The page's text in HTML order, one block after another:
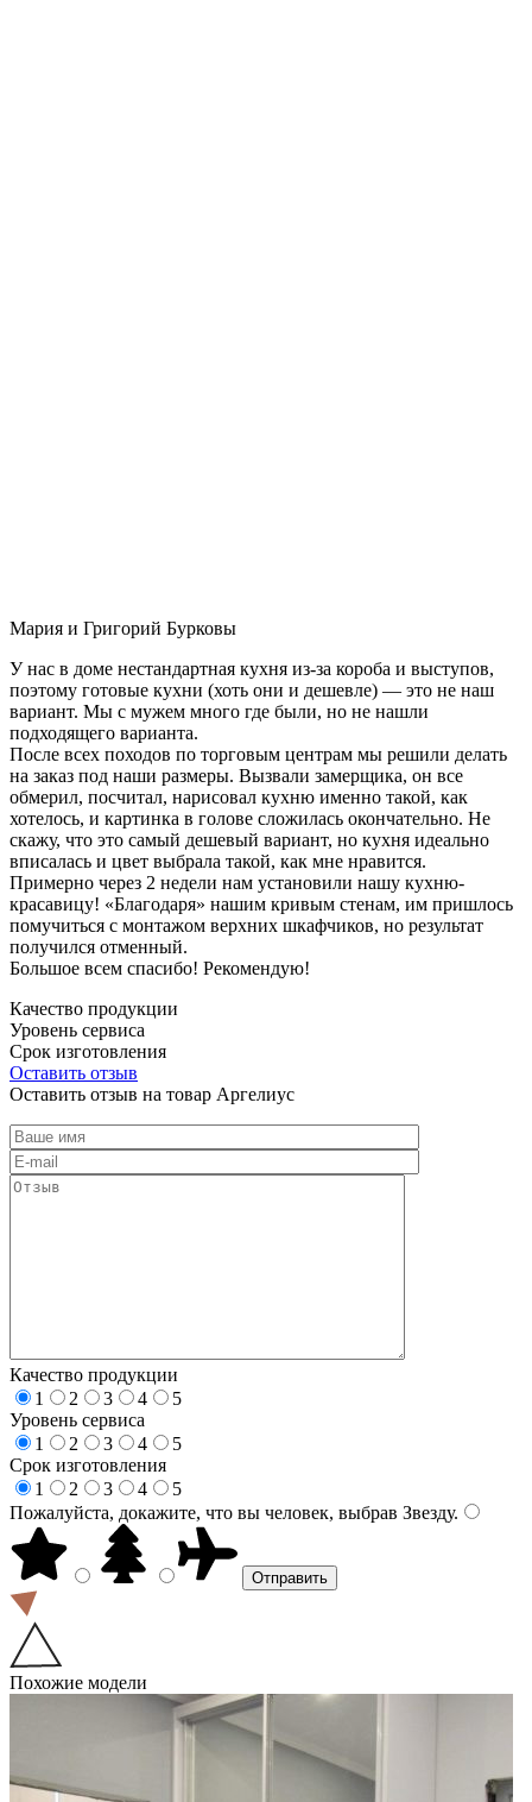
Мария и Григорий Бурковы
У нас в доме нестандартная кухня из-за короба и выступов,
поэтому готовые кухни (хоть они и дешевле) — это не наш
вариант. Мы с мужем много где были, но не нашли
подходящего варианта.
После всех походов по торговым центрам мы решили делать
на заказ под наши размеры. Вызвали замерщика, он все
обмерил, посчитал, нарисовал кухню именно такой, как
хотелось, и картинка в голове сложилась окончательно. Не
скажу, что это самый дешевый вариант, но кухня идеально
вписалась и цвет выбрала такой, как мне нравится.
Примерно через 2 недели нам установили нашу кухню-
красавицу! «Благодаря» нашим кривым стенам, им пришлось
помучиться с монтажом верхних шкафчиков, но результат
получился отменный.
Большое всем спасибо! Рекомендую!
Качество продукции
Уровень сервиса
Срок изготовления
Оставить отзыв
Оставить отзыв на товар Аргелиус
Качество продукции
1
2 3 4
5
Уровень сервиса
1
2 3 4
5
Срок изготовления
1
2 3 4
5
Пожалуйста, докажите, что вы человек, выбрав Звезду.
Похожие модели